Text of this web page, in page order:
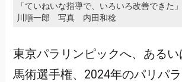
「ていねいな指導で、いろいろ改善できた
川順一郎 写真 内田和稔
東京パラリンピックへ、ある
馬術選手権、2024年のパリパ